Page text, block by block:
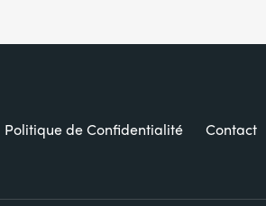
Politique de Confidentialité Contact